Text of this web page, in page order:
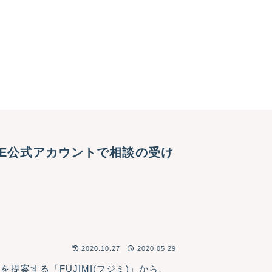
式アカウントで相談の受け
2020.10.27 2020.05.29
提案する「FUJIMI(フジミ)」から、